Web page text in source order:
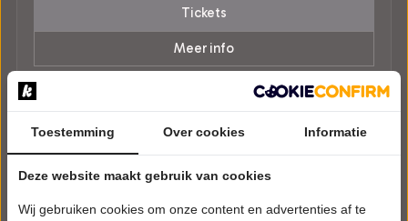
Tickets
Meer info
Toestemming Over cookies Informatie
Deze website maakt gebruik van cookies
Wij gebruiken cookies om onze content en advertenties af te